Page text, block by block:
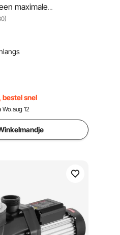
maximale
van 11.100 l/u,
3450 tpm,
van 10 m, met
filtermand, voor
bestel snel
Wo.aug 12